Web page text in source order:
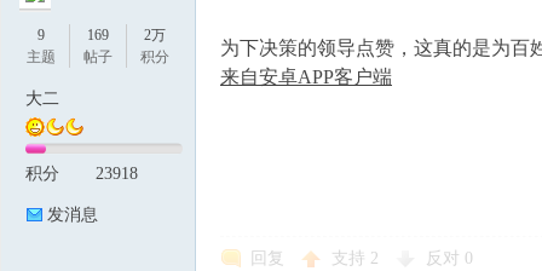
9
主题
169
帖子
2万
积分
大二
积分 23918
发消息
为下决策的领导点赞，这真的是为百
来自安卓APP客户端
回复 支持 2 反对 0